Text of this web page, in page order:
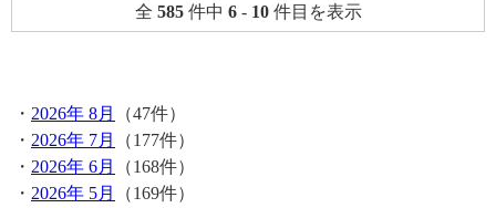
全 585件中 6- 10件目を表示
・ 2026年 8月
（47件）
・ 2026年 7月
（177件）
・ 2026年 6月
（168件）
・ 2026年 5月
（169件）